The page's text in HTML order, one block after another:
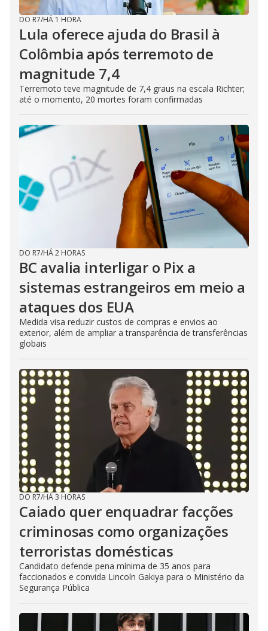
DO R7/HÁ 1 HORA
Lula oferece ajuda do Brasil à
Colômbia após terremoto de
magnitude 7,4
Terremoto teve magnitude de 7,4 graus na escala Richter;
até o momento, 20 mortes foram confirmadas
DO R7/HÁ 2 HORAS
BC avalia interligar o Pix a
sistemas estrangeiros em meio a
ataques dos EUA
Medida visa reduzir custos de compras e envios ao
exterior, além de ampliar a transparência de transferências
globais
DO R7/HÁ 3 HORAS
Caiado quer enquadrar facções
criminosas como organizações
terroristas domésticas
Candidato defende pena mínima de 35 anos para
faccionados e convida Lincoln Gakiya para o Ministério da
Segurança Pública